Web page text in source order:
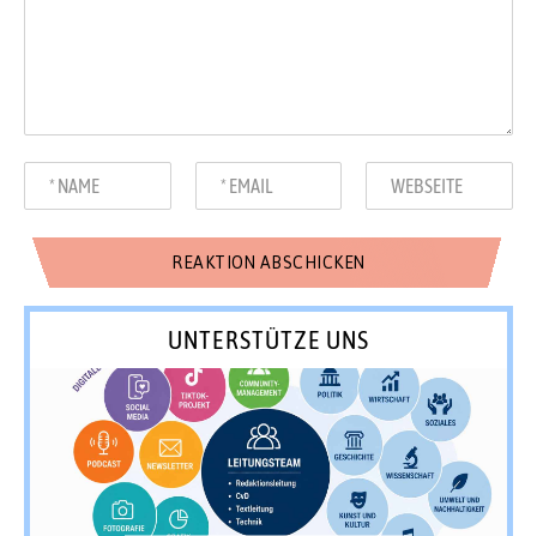
UNTERSTÜTZE UNS